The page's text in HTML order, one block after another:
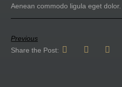
Aenean commodo ligula eget
Previous
Share the Post: